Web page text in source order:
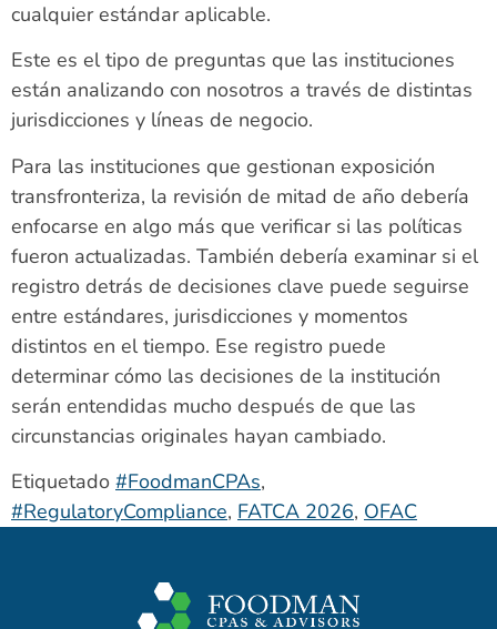
cualquier estándar aplicable.
Este es el tipo de preguntas que las instituciones
están analizando con nosotros a través de distintas
jurisdicciones y líneas de negocio.
Para las instituciones que gestionan exposición
transfronteriza, la revisión de mitad de año debería
enfocarse en algo más que verificar si las políticas
fueron actualizadas. También debería examinar si el
registro detrás de decisiones clave puede seguirse
entre estándares, jurisdicciones y momentos
distintos en el tiempo. Ese registro puede
determinar cómo las decisiones de la institución
serán entendidas mucho después de que las
circunstancias originales hayan cambiado.
Etiquetado #FoodmanCPAs,
#RegulatoryCompliance, FATCA 2026, OFAC